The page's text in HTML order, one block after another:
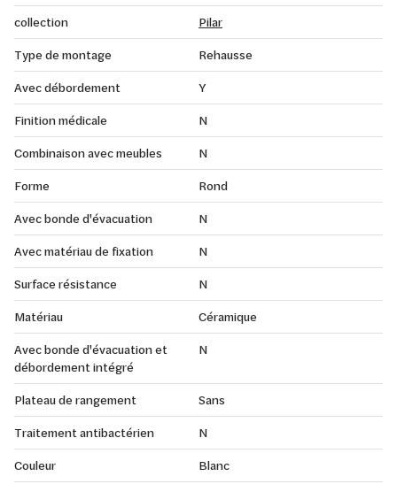
collection
Pilar
Type de montage
Rehausse
Avec débordement
Y
Finition médicale
N
Combinaison avec meubles
N
Forme
Rond
Avec bonde d'évacuation
N
Avec matériau de fixation
N
Surface résistance
N
Matériau
Céramique
Avec bonde d'évacuation et
débordement intégré
N
Plateau de rangement
Sans
Traitement antibactérien
N
Couleur
Blanc